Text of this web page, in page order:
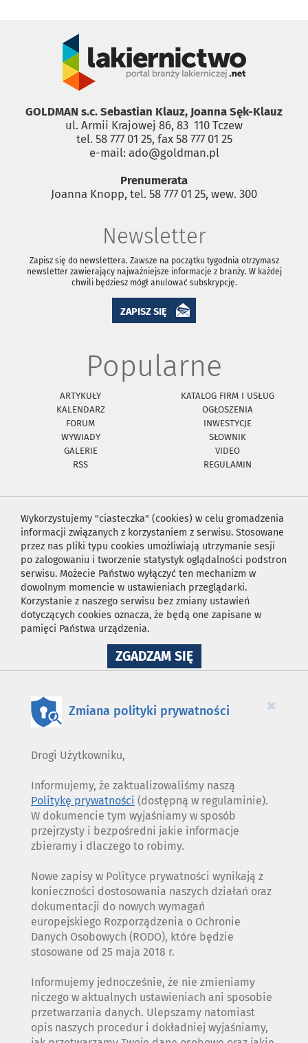
GOLDMAN s.c. Sebastian Klauz, Joanna Sęk-Klauz
ul. Armii Krajowej 86, 83 ­ 110 Tczew
tel. 58 777 01 25, fax 58 777 01 25
e-mail: ado@goldman.pl
Prenumerata
Joanna Knopp, tel. 58 777 01 25, wew. 300
Newsletter
Zapisz się do newslettera. Zawsze na początku tygodnia otrzymasz
newsletter zawierający najważniejsze informacje z branży. W każdej
chwili będziesz mógł anulować subskrypcję.
ZAPISZ SIĘ
Popularne
ARTYKUŁY
KATALOG FIRM I USŁUG
KALENDARZ
OGŁOSZENIA
FORUM
INWESTYCJE
WYWIADY
SŁOWNIK
GALERIE
VIDEO
RSS
REGULAMIN
Wykorzystujemy "ciasteczka" (cookies) w celu gromadzenia
informacji związanych z korzystaniem z serwisu. Stosowane
przez nas pliki typu cookies umożliwiają utrzymanie sesji
po zalogowaniu i tworzenie statystyk oglądalności podstron
serwisu. Możecie Państwo wyłączyć ten mechanizm w
dowolnym momencie w ustawieniach przeglądarki.
Korzystanie z naszego serwisu bez zmiany ustawień
dotyczących cookies oznacza, że będą one zapisane w
pamięci Państwa urządzenia.
ZGADZAM SIĘNA
WYKORZYSTANIE
×
Zmiana polityki prywatności
Drogi Użytkowniku,
Informujemy, że zaktualizowaliśmy naszą
Politykę prywatności (dostępną w regulaminie).
W dokumencie tym wyjaśniamy w sposób
przejrzysty i bezpośredni jakie informacje
zbieramy i dlaczego to robimy.
Nowe zapisy w Polityce prywatności wynikają z
konieczności dostosowania naszych działań oraz
dokumentacji do nowych wymagań
europejskiego Rozporządzenia o Ochronie
Danych Osobowych (RODO), które będzie
stosowane od 25 maja 2018 r.
Informujemy jednocześnie, że nie zmieniamy
niczego w aktualnych ustawieniach ani sposobie
przetwarzania danych. Ulepszamy natomiast
opis naszych procedur i dokładniej wyjaśniamy,